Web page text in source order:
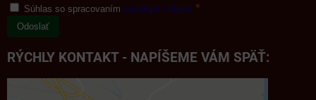
Súhlas so spracovaním osobných údajov *
Odoslať
RÝCHLY KONTAKT - NAPÍŠEME VÁM SPÄŤ: